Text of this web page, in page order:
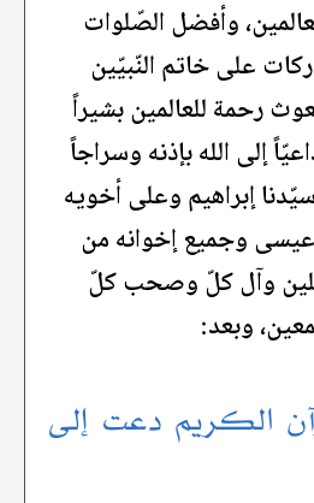
وأفضل الصّلوات
على خاتم النّبيّين
رحمة للعالمين بشيراً
إلى الله بإذنه وسراجاً
إبراهيم وعلى أخويه
وجميع إخوانه من
وآل كلّ وصحب كلّ
وبعد:
الكريم دعت إلى